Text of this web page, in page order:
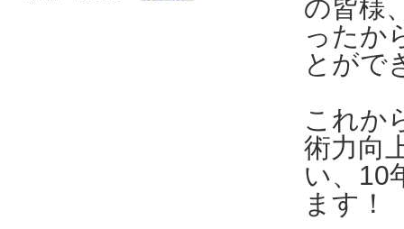
の皆様
ったか
とがで
これか
術力向
い、10
ます！